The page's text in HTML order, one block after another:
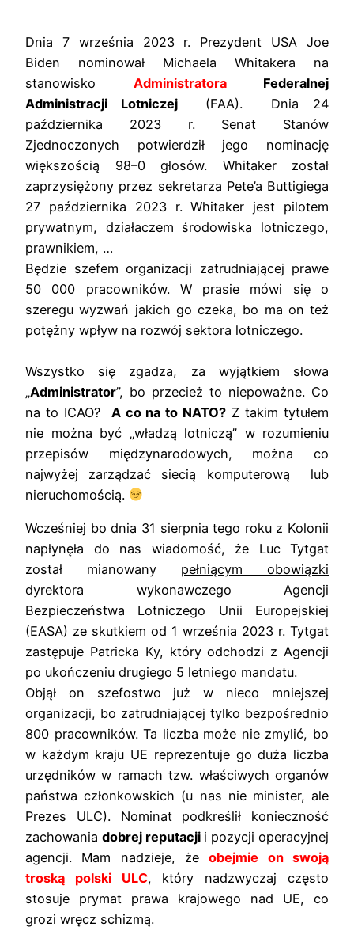
Dnia 7 września 2023 r. Prezydent USA Joe
Biden nominował Michaela Whitakera na
stanowisko AdministratoraFederalnej
Administracji Lotniczej
(FAA). Dnia 24
października 2023 r. Senat Stanów
Zjednoczonych potwierdził jego nominację
większością 98–0 głosów. Whitaker został
zaprzysiężony przez sekretarza Pete’a Buttigiega
27 października 2023 r. Whitaker jest pilotem
prywatnym, działaczem środowiska lotniczego,
prawnikiem, …
Będzie szefem organizacji zatrudniającej prawe
50 000 pracowników. W prasie mówi się o
szeregu wyzwań jakich go czeka, bo ma on też
potężny wpływ na rozwój sektora lotniczego.
Wszystko się zgadza, za wyjątkiem słowa
„Administrator”, bo przecież to niepoważne. Co
na to ICAO? A co na to NATO? Z takim tytułem
nie można być „władzą lotniczą” w rozumieniu
przepisów międzynarodowych, można co
najwyżej zarządzać siecią komputerową
lub
nieruchomością.
Wcześniej bo dnia 31 sierpnia tego roku z Kolonii
napłynęła do nas wiadomość, że Luc Tytgat
został mianowany pełniącym obowiązki
dyrektora wykonawczego Agencji
Bezpieczeństwa Lotniczego Unii Europejskiej
(EASA) ze skutkiem od 1 września 2023 r. Tytgat
zastępuje Patricka Ky, który odchodzi z Agencji
po ukończeniu drugiego 5 letniego mandatu.
Objął on szefostwo już w nieco mniejszej
organizacji, bo zatrudniającej tylko bezpośrednio
800 pracowników. Ta liczba może nie zmylić, bo
w każdym kraju UE reprezentuje go duża liczba
urzędników w ramach tzw. właściwych organów
państwa członkowskich (u nas nie minister, ale
Prezes ULC). Nominat podkreślił konieczność
zachowania dobrej reputacji i pozycji operacyjnej
agencji. Mam nadzieje, żeobejmie on swoją
troską polski ULC, który nadzwyczaj często
stosuje prymat prawa krajowego nad UE, co
grozi wręcz schizmą.